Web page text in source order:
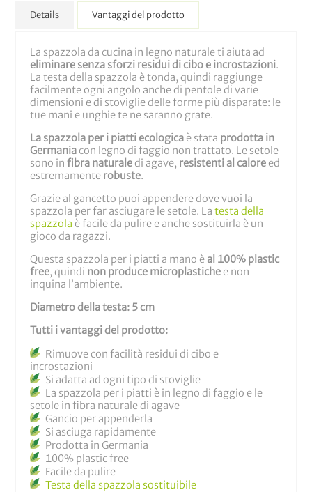
Details
La spazzola da cucina in legno naturale ti aiuta ad
eliminare senza sforzi residui di cibo e incrostazioni.
La testa della spazzola è tonda, quindi raggiunge
facilmente ogni angolo anche di pentole di varie
dimensioni e di stoviglie delle forme più disparate: le
tue mani e unghie te ne saranno grate.
La spazzola per i piatti ecologica è stata prodotta in
Germania con legno di faggio non trattato. Le setole
sono in fibra naturaledi agave, resistenti al calore ed
estremamente robuste.
Grazie al gancetto puoi appendere dove vuoi la
spazzola per far asciugare le setole. Latesta della
spazzola è facile da pulire e anche sostituirla è un
gioco da ragazzi.
Questa spazzola per i piatti a mano è al 100% plastic
free, quindi non produce microplastiche e non
inquina l’ambiente.
Diametro della testa: 5 cm
Tutti i vantaggi del prodotto:
Rimuove con facilità residui di cibo e
incrostazioni
Si adatta ad ogni tipo di stoviglie
La spazzola per i piatti è in legno di faggio e le
setole in fibra naturale di agave
Gancio per appenderla
Si asciuga rapidamente
Prodotta in Germania
100% plastic free
Facile da pulire
Testa della spazzola sostituibile
Vantaggi del prodotto